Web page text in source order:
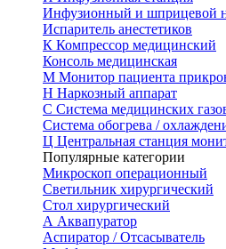
Инфузионный и шприцевой
Испаритель анестетиков
К Компрессор медицинский
Консоль медицинская
М Монитор пациента
Н Наркозный аппарат
С Система медицинских
Система обогрева /
Ц Центральная станция
Популярные категории
Микроскоп операционный
Светильник хирургический
Стол хирургический
А Аквапуратор
Аспиратор / Отсасыватель